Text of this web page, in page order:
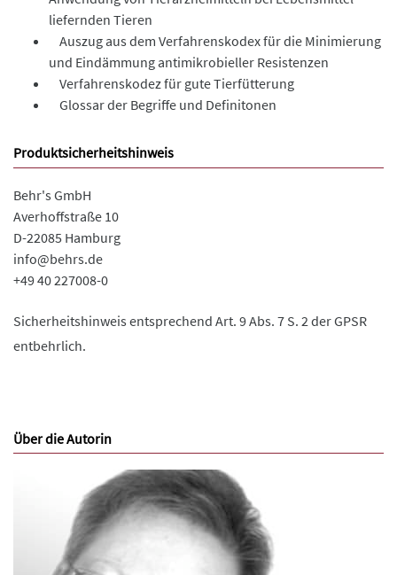
liefernden Tieren
Auszug aus dem Verfahrenskodex für die Minimierung
und Eindämmung antimikrobieller Resistenzen
Verfahrenskodez für gute Tierfütterung
Glossar der Begriffe und Definitonen
Produktsicherheitshinweis
Behr's GmbH
Averhoffstraße 10
D-22085 Hamburg
info@behrs.de
+49 40 227008-0
Sicherheitshinweis entsprechend Art. 9 Abs. 7 S. 2 der GPSR
entbehrlich.
Über die Autorin